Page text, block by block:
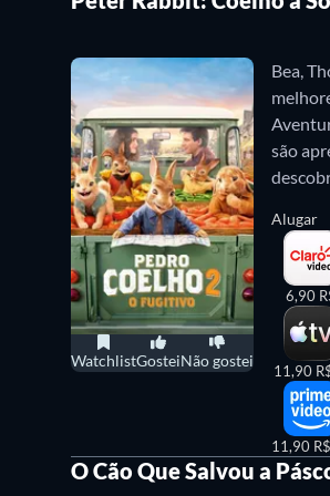
estabelecer na cena
contra ele.Hop: Rebelde da
5. A Origem dos
Papai Noel, Fada do Dente,
Origem dos Guardiões
, o
Frost, um menino invisível
autodescoberta e aprende
6. D.P.A: O Enigma dos
D.P.A: O Enigma dos Ovos
contudo, uma feiticeira tem a
7. Ursinho Pooh – a
WatchlistGosteiNão gostei
Bea,
são
Alugar
6,90
11,90
11,90 R$
O Cão Que Salvou a